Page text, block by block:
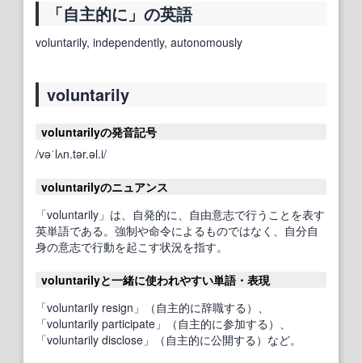
「自主的に」の英語
voluntarily, independently, autonomously
voluntarily
voluntarilyの発音記号
/vəˈlʌn.tər.əl.i/
voluntarilyのニュアンス
「voluntarily」は、自発的に、自由意志で行うことを表す
英単語である。強制や命令によるものではなく、自分自
身の意志で行動を起こす状況を指す。
voluntarilyと一緒に使われやすい単語・表現
「voluntarily resign」（自主的に辞職する）、
「voluntarily participate」（自主的に参加する）、
「voluntarily disclose」（自主的に公開する）など。